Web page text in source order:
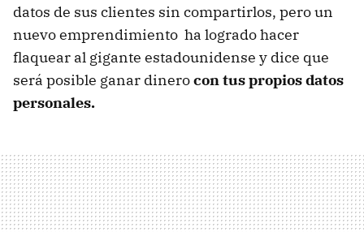
datos de sus clientes sin compartirlos, pero un
nuevo emprendimiento ha logrado hacer
flaquear al gigante estadounidense y dice que
será posible ganar dinerocon tus propios datos
personales.